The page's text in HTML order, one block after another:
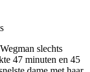
slechts
47 minuten en 45